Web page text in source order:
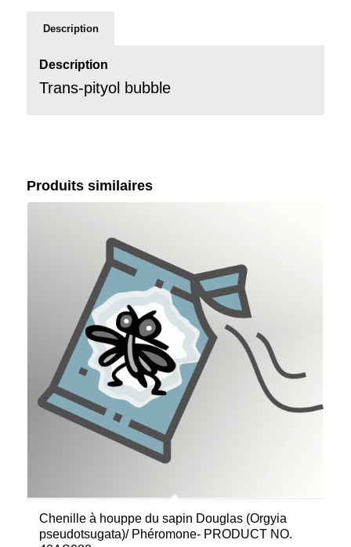
Description
Description
Trans-pityol bubble
Produits similaires
Chenille à houppe du sapin Douglas (Orgyia
pseudotsugata)/ Phéromone- PRODUCT NO.